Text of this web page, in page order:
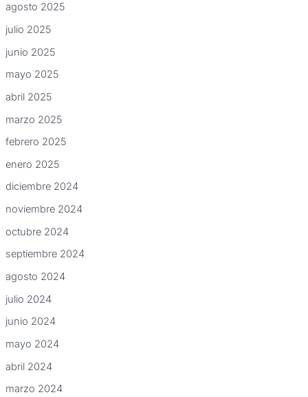
agosto 2025
julio 2025
junio 2025
mayo 2025
abril 2025
marzo 2025
febrero 2025
enero 2025
diciembre 2024
noviembre 2024
octubre 2024
septiembre 2024
agosto 2024
julio 2024
junio 2024
mayo 2024
abril 2024
marzo 2024